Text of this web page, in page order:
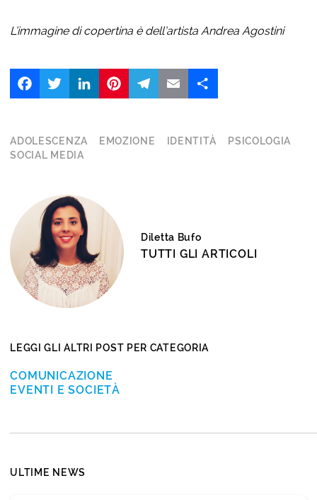
L’immagine di copertina è dell’artista Andrea Agostini
LinkedIn
ADOLESCENZA EMOZIONE IDENTITÀ
PSICOLOGIA
SOCIAL MEDIA
Diletta Bufo
TUTTI GLI ARTICOLI
LEGGI GLI ALTRI POST PER CATEGORIA
COMUNICAZIONE
EVENTI E SOCIETÀ
ULTIME NEWS